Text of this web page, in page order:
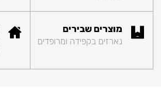
מוצרים שבירים
נארזים בקפידה ומרופדים